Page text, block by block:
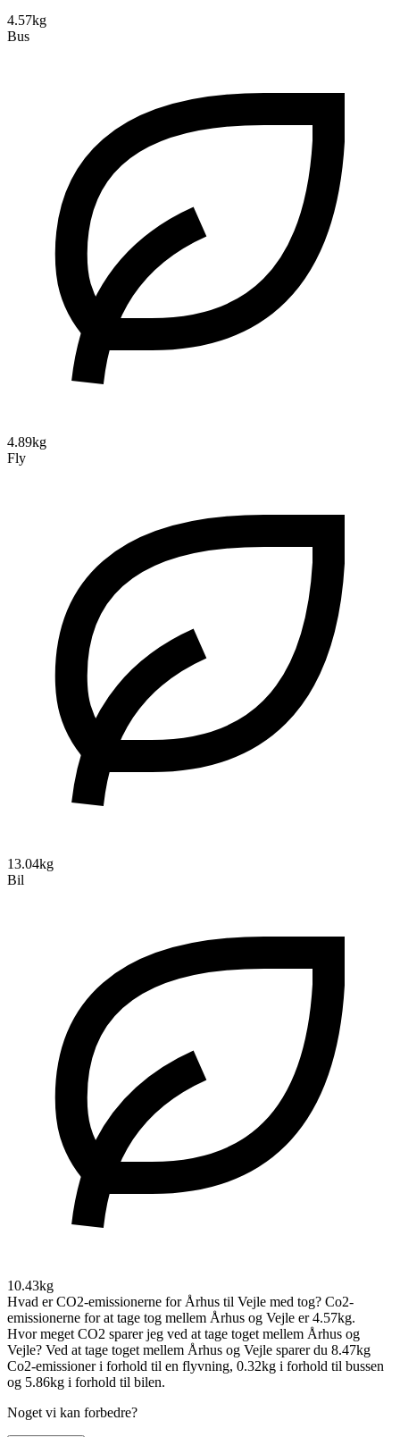
4.57kg
Bus
4.89kg
Fly
13.04kg
Bil
10.43kg
Hvad er CO2-emissionerne for Århus til Vejle med tog? Co2-
emissionerne for at tage tog mellem Århus og Vejle er 4.57kg.
Hvor meget CO2 sparer jeg ved at tage toget mellem Århus og
Vejle? Ved at tage toget mellem Århus og Vejle sparer du 8.47kg
Co2-emissioner i forhold til en flyvning, 0.32kg i forhold til bussen
og 5.86kg i forhold til bilen.
Noget vi kan forbedre?